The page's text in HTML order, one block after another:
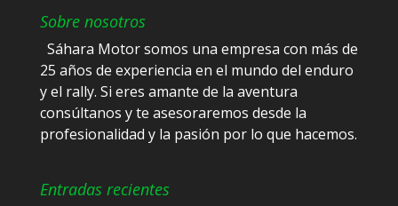
Sobre nosotros
Sáhara Motor somos una empresa con más de
25 años de experiencia en el mundo del enduro
y el rally. Si eres amante de la aventura
consúltanos y te asesoraremos desde la
profesionalidad y la pasión por lo que hacemos.
Entradas recientes